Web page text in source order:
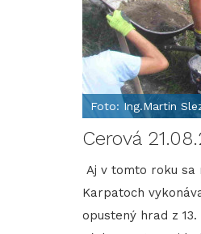
Foto: Ing.Martin
Cerová
Aj v tomto roku sa
Karpatoch
opustený hrad z